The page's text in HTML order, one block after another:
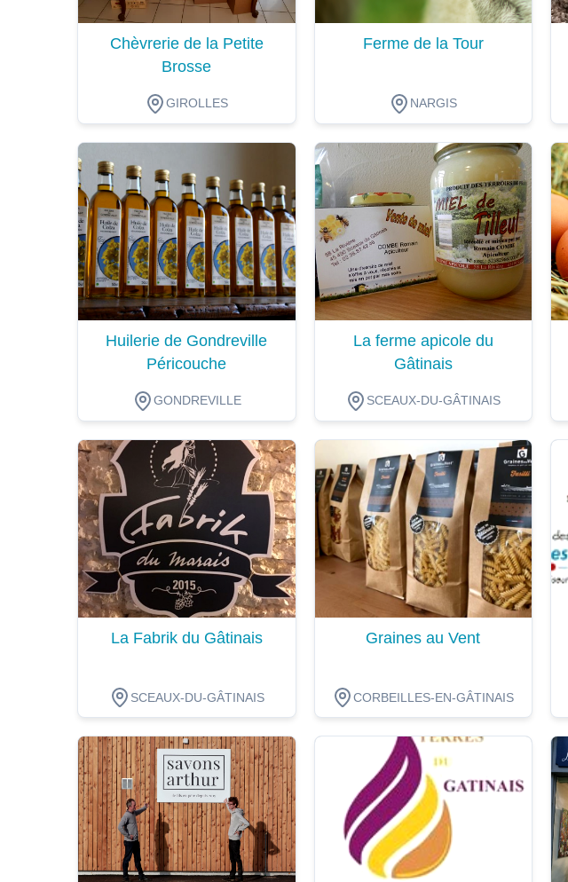
Chèvrerie de la Petite
Brosse
GIROLLES
Dégustation
Ferme de la Tour
NARGIS
Dégustation
Huilerie de Gondreville
Péricouche
GONDREVILLE
Dégustation
La ferme apicole du
Gâtinais
SCEAUX-DU-GÂTINAIS
Dégustation
La Fabrik du Gâtinais
SCEAUX-DU-GÂTINAIS
Dégustation
Graines au Vent
CORBEILLES-EN-GÂTINAIS
Dégustation